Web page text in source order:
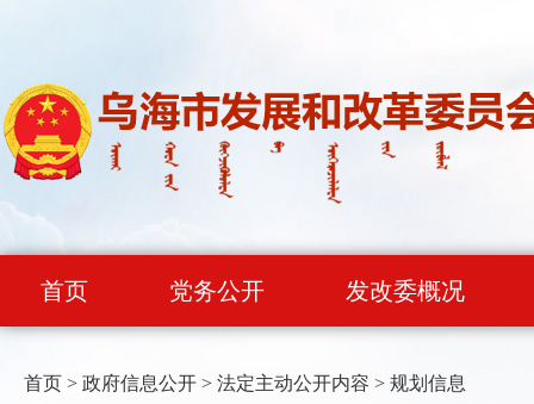
首页 党务公开 发改委概况
首页 > 政府信息公开 > 法定主动公开内容 > 规划信息